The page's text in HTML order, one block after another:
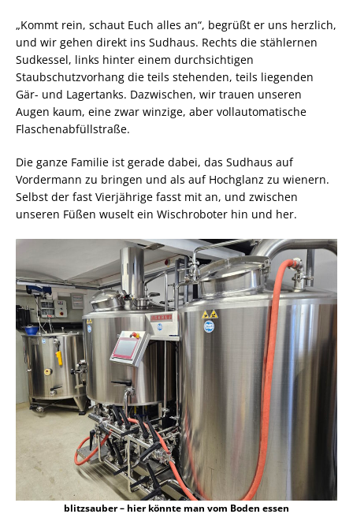
„Kommt rein, schaut Euch alles an“, begrüßt er uns herzlich,
und wir gehen direkt ins Sudhaus. Rechts die stählernen
Sudkessel, links hinter einem durchsichtigen
Staubschutzvorhang die teils stehenden, teils liegenden
Gär- und Lagertanks. Dazwischen, wir trauen unseren
Augen kaum, eine zwar winzige, aber vollautomatische
Flaschenabfüllstraße.
Die ganze Familie ist gerade dabei, das Sudhaus auf
Vordermann zu bringen und als auf Hochglanz zu wienern.
Selbst der fast Vierjährige fasst mit an, und zwischen
unseren Füßen wuselt ein Wischroboter hin und her.
blitzsauber – hier könnte man vom Boden essen